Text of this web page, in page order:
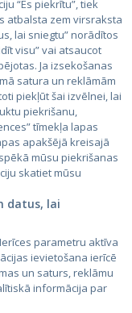
“Es piekrītu”, tiek
atbalsta zem virsraksta
lai sniegtu” norādītos
visu” vai atsaucot
Ja izsekošanas
satura un reklāmām
piekļūt šai izvēlnei, lai
piekrišanu,
tīmekļa lapas
apakšējā kreisajā
mūsu piekrišanas
skatiet mūsu
datus, lai
parametru aktīva
ievietošana ierīcē
un saturs, reklāmu
informācija par